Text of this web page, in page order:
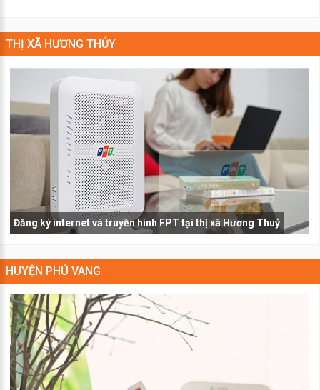
THỊ XÃ HƯƠNG THỦY
Đăng ký internet và truyền hình FPT tại thị xã Hương Thuỷ
HUYỆN PHÚ VANG